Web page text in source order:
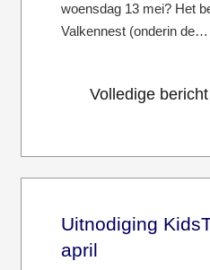
woensdag 13 mei? Het
Valkennest (onderin de…
Volledige
Uitnodiging
april